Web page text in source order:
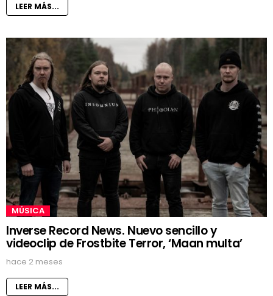
LEER MÁS...
MÚSICA
Inverse Record News. Nuevo sencillo y
videoclip de Frostbite Terror, ‘Maan multa’
hace 2 meses
LEER MÁS...